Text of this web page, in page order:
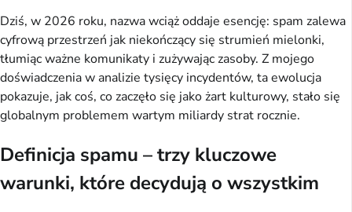
Dziś, w 2026 roku, nazwa wciąż oddaje esencję: spam zalewa
cyfrową przestrzeń jak niekończący się strumień mielonki,
tłumiąc ważne komunikaty i zużywając zasoby. Z mojego
doświadczenia w analizie tysięcy incydentów, ta ewolucja
pokazuje, jak coś, co zaczęło się jako żart kulturowy, stało się
globalnym problemem wartym miliardy strat rocznie.
Definicja spamu – trzy kluczowe
warunki, które decydują o wszystkim